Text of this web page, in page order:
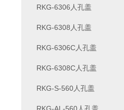
RKG-6306人孔盖
RKG-6308人孔盖
RKG-6306C人孔盖
RKG-6308C人孔盖
RKG-S-560人孔盖